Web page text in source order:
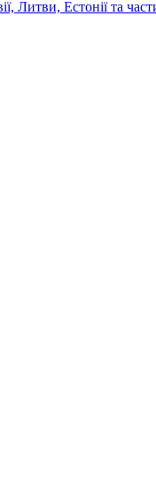
Литви, Естонії та